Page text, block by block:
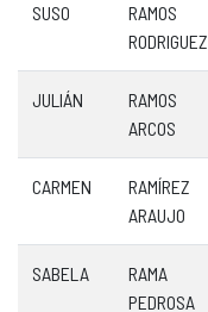
SUSO
RAMOS
RODRIGUEZ
JULIÁN
RAMOS
ARCOS
CARMEN
RAMÍREZ
ARAUJO
SABELA
RAMA
PEDROSA